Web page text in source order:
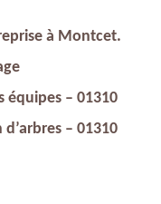
à Montcet.
équipes – 01310
– 01310